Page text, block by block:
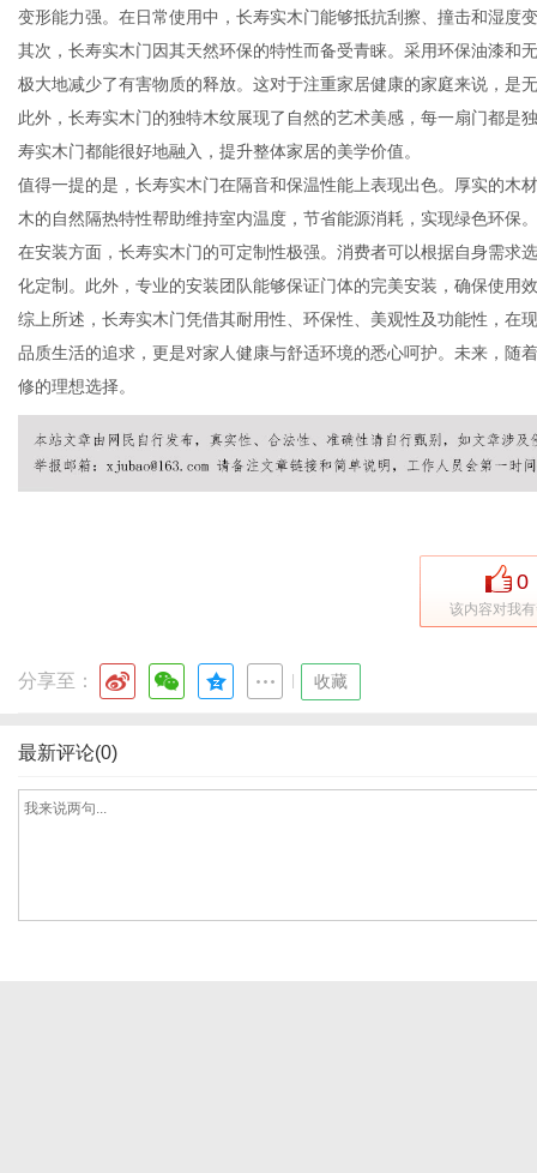
变形能力强。在日常使用中，长寿实木门能够抵抗刮擦、撞击和湿度
其次，长寿实木门因其天然环保的特性而备受青睐。采用环保油漆和
极大地减少了有害物质的释放。这对于注重家居健康的家庭来说，是
此外，长寿实木门的独特木纹展现了自然的艺术美感，每一扇门都是
寿实木门都能很好地融入，提升整体家居的美学价值。
值得一提的是，长寿实木门在隔音和保温性能上表现出色。厚实的木
木的自然隔热特性帮助维持室内温度，节省能源消耗，实现绿色环保。
在安装方面，长寿实木门的可定制性极强。消费者可以根据自身需求
化定制。此外，专业的安装团队能够保证门体的完美安装，确保使用
综上所述，长寿实木门凭借其耐用性、环保性、美观性及功能性，在
品质生活的追求，更是对家人健康与舒适环境的悉心呵护。未来，随
修的理想选择。
0
该内容对我
分享至： 收藏
最新评论(0)